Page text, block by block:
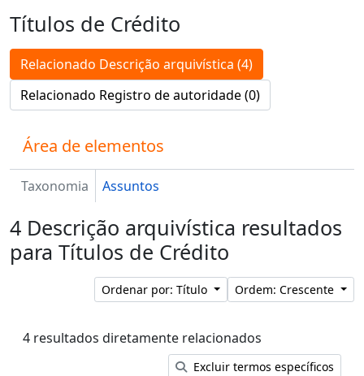
Títulos de Crédito
Relacionado Descrição arquivística (4)
Relacionado Registro de autoridade (0)
Área de elementos
Taxonomia Assuntos
4 Descrição arquivística resultados
para Títulos de Crédito
Ordenar por: Título Ordem: Crescente
4 resultados diretamente relacionados
Excluir termos específicos